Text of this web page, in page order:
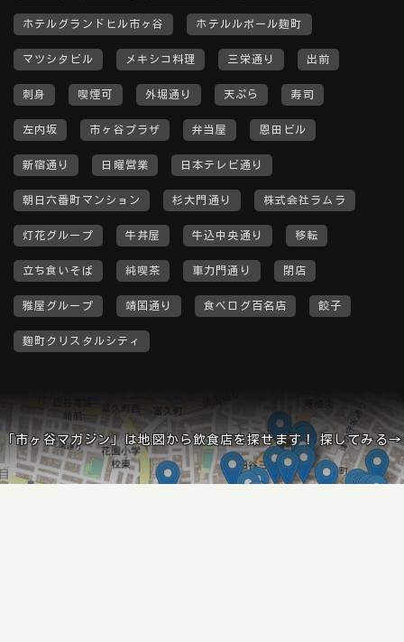
ホテルグランドヒル市ヶ谷 ホテルルポール麹町
マツシタビル メキシコ料理 三栄通り 出前
刺身 喫煙可 外堀通り 天ぷら 寿司
左内坂 市ヶ谷プラザ 弁当屋 恩田ビル
新宿通り 日曜営業 日本テレビ通り
朝日六番町マンション 杉大門通り 株式会社ラムラ
灯花グループ 牛丼屋 牛込中央通り 移転
立ち食いそば 純喫茶 車力門通り 閉店
雅屋グループ 靖国通り 食べログ百名店 餃子
麹町クリスタルシティ
「市ヶ谷マガジン」は地図から飲食店を探せます！ 探してみる→